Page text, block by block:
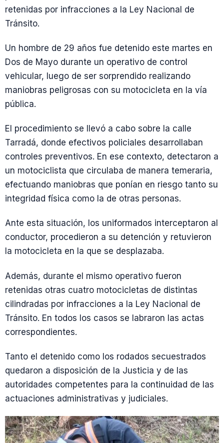
retenidas por infracciones a la Ley Nacional de
Tránsito.
Un hombre de 29 años fue detenido este martes en
Dos de Mayo durante un operativo de control
vehicular, luego de ser sorprendido realizando
maniobras peligrosas con su motocicleta en la vía
pública.
El procedimiento se llevó a cabo sobre la calle
Tarradá, donde efectivos policiales desarrollaban
controles preventivos. En ese contexto, detectaron a
un motociclista que circulaba de manera temeraria,
efectuando maniobras que ponían en riesgo tanto su
integridad física como la de otras personas.
Ante esta situación, los uniformados interceptaron al
conductor, procedieron a su detención y retuvieron
la motocicleta en la que se desplazaba.
Además, durante el mismo operativo fueron
retenidas otras cuatro motocicletas de distintas
cilindradas por infracciones a la Ley Nacional de
Tránsito. En todos los casos se labraron las actas
correspondientes.
Tanto el detenido como los rodados secuestrados
quedaron a disposición de la Justicia y de las
autoridades competentes para la continuidad de las
actuaciones administrativas y judiciales.